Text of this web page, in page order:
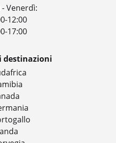
Venerdì:
12:00
17:00
destinazioni